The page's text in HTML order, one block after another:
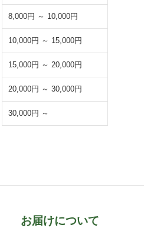
8,000円 ～ 10,000円
10,000円 ～ 15,000円
15,000円 ～ 20,000円
20,000円 ～ 30,000円
30,000円 ～